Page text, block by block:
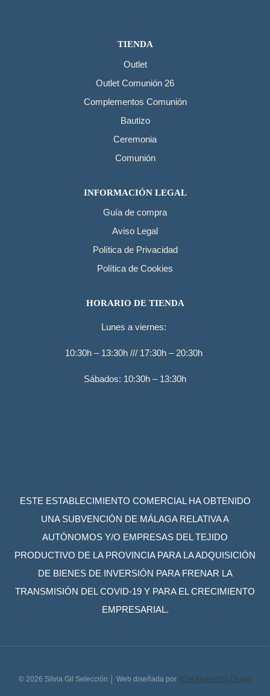
TIENDA
Outlet
Outlet Comunión 26
Complementos Comunión
Bautizo
Ceremonia
Comunión
INFORMACIÓN LEGAL
Guía de compra
Aviso Legal
Política de Privacidad
Política de Cookies
HORARIO DE TIENDA
Lunes a viernes:
10:30h – 13:30h /// 17:30h – 20:30h
Sábados: 10:30h – 13:30h
ESTE ESTABLECIMIENTO COMERCIAL HA OBTENIDO
UNA SUBVENCIÓN DE MÁLAGA RELATIVA A
AUTÓNOMOS Y/O EMPRESAS DEL TEJIDO
PRODUCTIVO DE LA PROVINCIA PARA LA ADQUISICIÓN
DE BIENES DE INVERSIÓN PARA FRENAR LA
TRANSMISIÓN DEL COVID-19 Y PARA EL CRECIMIENTO
EMPRESARIAL.
© 2026 Silvia Gil Selección │ Web diseñada porADIA Marketing Digital